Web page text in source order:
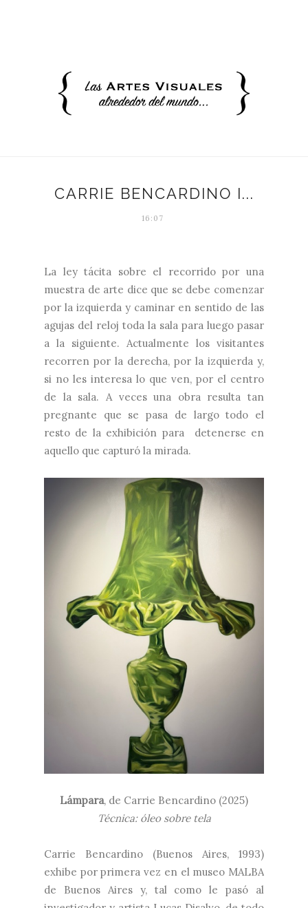
CARRIE BENCARDINO I...
16:07
La ley tácita sobre el recorrido por una
muestra de arte dice que se debe comenzar
por la izquierda y caminar en sentido de las
agujas del reloj toda la sala para luego pasar
a la siguiente. Actualmente los visitantes
recorren por la derecha, por la izquierda y,
si no les interesa lo que ven, por el centro
de la sala. A veces una obra resulta tan
pregnante que se pasa de largo todo el
resto de la exhibición para detenerse en
aquello que capturó la mirada.
Lámpara, de Carrie Bencardino (2025)
Técnica: óleo sobre tela
Carrie Bencardino (Buenos Aires, 1993)
exhibe por primera vez en el museo MALBA
de Buenos Aires y, tal como le pasó al